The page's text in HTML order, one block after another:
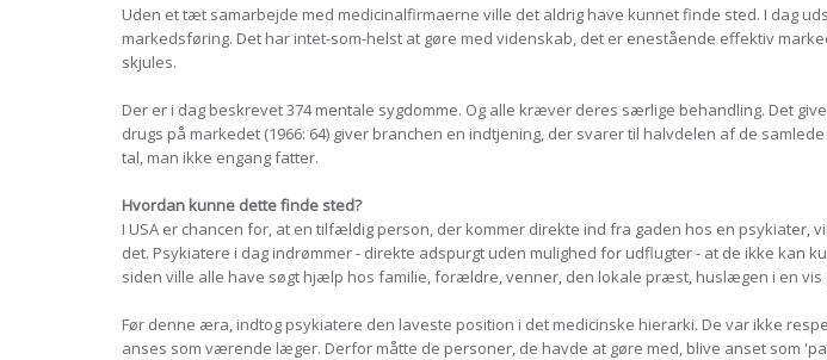
Uden et tæt samarbejde med medicinalfirmaerne ville det aldrig have kunnet finde sted. I dag
markedsføring. Det har intet-som-helst at gøre med videnskab, det er enestående effektiv
skjules.
Der er i dag beskrevet 374 mentale sygdomme. Og alle kræver deres særlige behandling. Det
drugs på markedet (1966: 64) giver branchen en indtjening, der svarer til halvdelen af de
tal, man ikke engang fatter.
Hvordan kunne dette finde sted?
I USA er chancen for, at en tilfældig person, der kommer direkte ind fra gaden hos en
det. Psykiatere i dag indrømmer - direkte adspurgt uden mulighed for udflugter - at de ikke kan
siden ville alle have søgt hjælp hos familie, forældre, venner, den lokale præst, huslægen i en
Før denne æra, indtog psykiatere den laveste position i det medicinske hierarki. De var ikke
anses som værende læger. Derfor måtte de personer, de havde at gøre med, blive anset som